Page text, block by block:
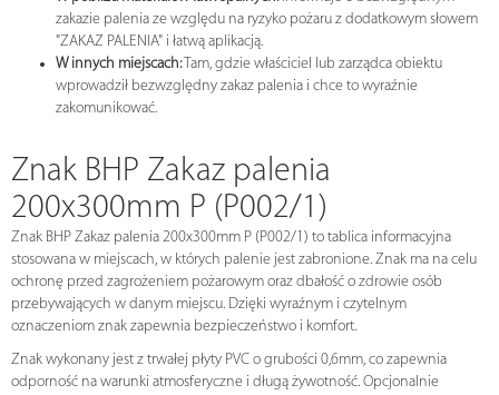
zakazie palenia ze względu na ryzyko pożaru z dodatkowym słowem
"ZAKAZ PALENIA" i łatwą aplikacją.
W innych miejscach:Tam, gdzie właściciel lub zarządca obiektu
wprowadził bezwzględny zakaz palenia i chce to wyraźnie
zakomunikować.
Znak BHP Zakaz palenia
200x300mm P (P002/1)
Znak BHP Zakaz palenia 200x300mm P (P002/1) to tablica informacyjna
stosowana w miejscach, w których palenie jest zabronione. Znak ma na celu
ochronę przed zagrożeniem pożarowym oraz dbałość o zdrowie osób
przebywających w danym miejscu. Dzięki wyraźnym i czytelnym
oznaczeniom znak zapewnia bezpieczeństwo i komfort.
Znak wykonany jest z trwałej płyty PVC o grubości 0,6mm, co zapewnia
odporność na warunki atmosferyczne i długą żywotność. Opcjonalnie